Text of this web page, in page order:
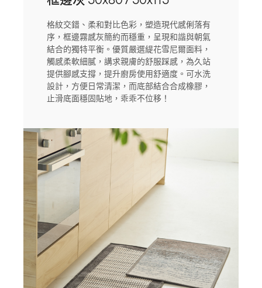
格紋交錯、柔和對比色彩，塑造現代感俐落有
序，框邊霧感灰簡約而穩重，呈現和諧與朝氣
結合的獨特平衡。優質嚴選緹花雪尼爾面料，
觸感柔軟細膩，講求親膚的舒服踩感，為久站
提供腳感支撐，提升廚房使用舒適度。可水洗
設計，方便日常清潔，而底部結合合成橡膠，
止滑底面穩固貼地，乖乖不位移！